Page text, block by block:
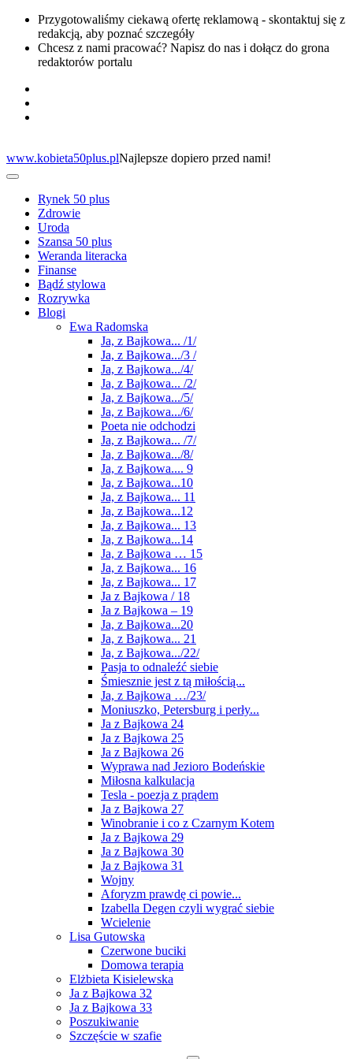
Przygotowaliśmy ciekawą ofertę reklamową - skontaktuj się z
redakcją, aby poznać szczegóły
Chcesz z nami pracować? Napisz do nas i dołącz do grona
redaktorów portalu
www.kobieta50plus.plNajlepsze dopiero przed nami!
Rynek 50 plus
Zdrowie
Uroda
Szansa 50 plus
Weranda literacka
Finanse
Bądź stylowa
Rozrywka
Blogi
Ewa Radomska
Ja, z Bajkowa... /1/
Ja, z Bajkowa.../3 /
Ja, z Bajkowa.../4/
Ja, z Bajkowa... /2/
Ja, z Bajkowa.../5/
Ja, z Bajkowa.../6/
Poeta nie odchodzi
Ja, z Bajkowa... /7/
Ja, z Bajkowa.../8/
Ja, z Bajkowa.... 9
Ja, z Bajkowa...10
Ja, z Bajkowa... 11
Ja, z Bajkowa...12
Ja, z Bajkowa... 13
Ja, z Bajkowa...14
Ja, z Bajkowa … 15
Ja, z Bajkowa... 16
Ja, z Bajkowa... 17
Ja z Bajkowa / 18
Ja z Bajkowa – 19
Ja, z Bajkowa...20
Ja, z Bajkowa... 21
Ja, z Bajkowa.../22/
Pasja to odnaleźć siebie
Śmiesznie jest z tą miłością...
Ja, z Bajkowa …/23/
Moniuszko, Petersburg i perły...
Ja z Bajkowa 24
Ja z Bajkowa 25
Ja z Bajkowa 26
Wyprawa nad Jezioro Bodeńskie
Miłosna kalkulacja
Tesla - poezja z prądem
Ja z Bajkowa 27
Winobranie i co z Czarnym Kotem
Ja z Bajkowa 29
Ja z Bajkowa 30
Ja z Bajkowa 31
Wojny
Aforyzm prawdę ci powie...
Izabella Degen czyli wygrać siebie
Wcielenie
Lisa Gutowska
Czerwone buciki
Domowa terapia
Elżbieta Kisielewska
Ja z Bajkowa 32
Ja z Bajkowa 33
Poszukiwanie
Szczęście w szafie